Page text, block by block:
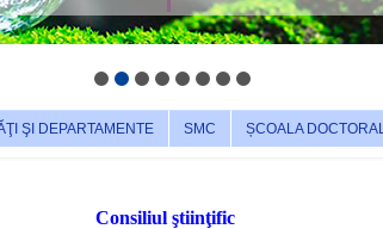
ŞI DEPARTAMENTE SMC ȘCOALA
Consiliul ştiinţific